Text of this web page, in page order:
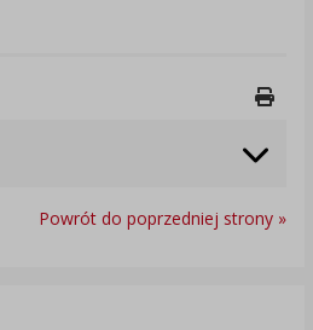
Powrót do poprzedniej strony »